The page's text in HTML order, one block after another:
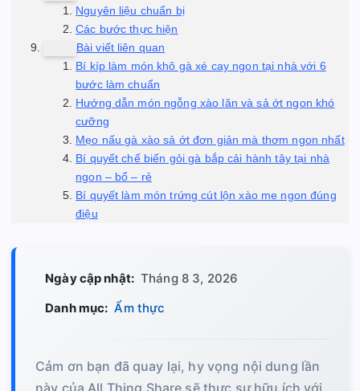
Nguyên liệu chuẩn bị
Các bước thực hiện
Bài viết liên quan
Bí kíp làm món khô gà xé cay ngon tại nhà với 6
bước làm chuẩn
Hướng dẫn món ngỗng xào lăn và sả ớt ngon khó
cưỡng
Mẹo nấu gà xào sả ớt đơn giản mà thơm ngon nhất
Bí quyết chế biến gỏi gà bắp cải hành tây tại nhà
ngon – bổ – rẻ
Bí quyết làm món trứng cút lộn xào me ngon đúng
điệu
Ngày cập nhật: Tháng 8 3, 2026
Danh mục: Ẩm thực
Cảm ơn bạn đã quay lại, hy vọng nội dung lần